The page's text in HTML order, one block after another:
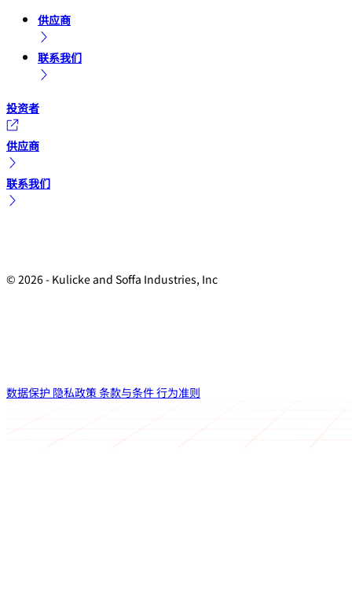
供应商
联系我们
投资者
供应商
联系我们
© 2026 - Kulicke and Soffa Industries, Inc
数据保护 隐私政策条款与条件行为准则